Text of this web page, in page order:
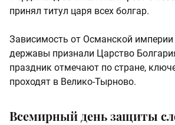
принял титул царя всех болгар.
Зависимость от Османской
державы признали Царство
праздник отмечают по стране,
проходят в Велико-Тырново.
Всемирный день защиты